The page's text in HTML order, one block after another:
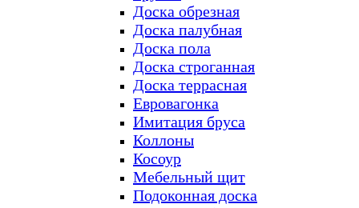
Доска обрезная
Доска палубная
Доска пола
Доска строганная
Доска террасная
Евровагонка
Имитация бруса
Коллоны
Косоур
Мебельный щит
Подоконная доска